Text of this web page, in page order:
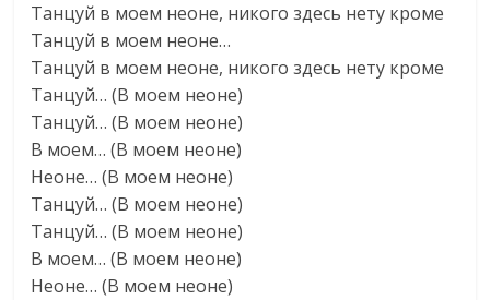
Танцуй в моем неоне, никого здесь нету кроме
Танцуй в моем неоне…
Танцуй в моем неоне, никого здесь нету кроме
Танцуй… (В моем неоне)
Танцуй… (В моем неоне)
В моем… (В моем неоне)
Неоне… (В моем неоне)
Танцуй… (В моем неоне)
Танцуй… (В моем неоне)
В моем… (В моем неоне)
Неоне… (В моем неоне)